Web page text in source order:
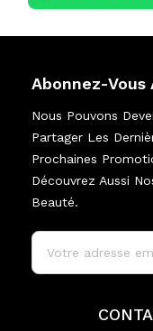
Abonnez-
Nous Pouvons
Partager Les
Prochaines
Découvrez Aussi
Beauté.